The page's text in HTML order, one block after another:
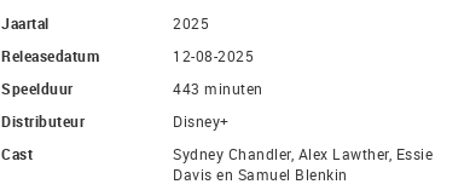
Jaartal
2025
Releasedatum
12-08-2025
Speelduur
443 minuten
Distributeur
Disney+
Cast
Sydney Chandler, Alex Lawther, Essie
Davis en Samuel Blenkin